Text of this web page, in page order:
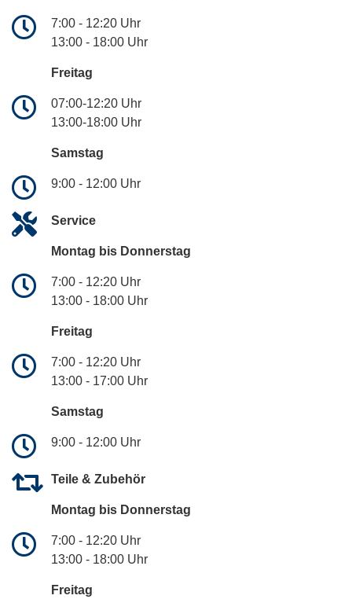
7:00 - 12:20 Uhr
13:00 - 18:00 Uhr
Freitag
07:00-12:20 Uhr
13:00-18:00 Uhr
Samstag
9:00 - 12:00 Uhr
Service
Montag bis Donnerstag
7:00 - 12:20 Uhr
13:00 - 18:00 Uhr
Freitag
7:00 - 12:20 Uhr
13:00 - 17:00 Uhr
Samstag
9:00 - 12:00 Uhr
Teile & Zubehör
Montag bis Donnerstag
7:00 - 12:20 Uhr
13:00 - 18:00 Uhr
Freitag